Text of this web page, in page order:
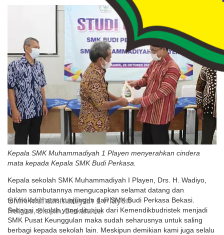
SMK Muhammadiyah 1 Playen
Religius, Disiplin, Berkarakter
Kepala SMK Muhammadiyah 1 Playen menyerahkan cindera
mata kepada Kepala SMK Budi Perkasa.
Kepala sekolah SMK Muhammadiyah I Playen, Drs. H. Wadiyo,
dalam sambutannya mengucapkan selamat datang dan
terimakasih atas kunjungan dari SMK Budi Perkasa Bekasi.
Sebagai sekolah yang ditunjuk dari Kemendikbudristek menjadi
SMK Pusat Keunggulan maka sudah seharusnya untuk saling
berbagi kepada sekolah lain. Meskipun demikian kami juga selalu